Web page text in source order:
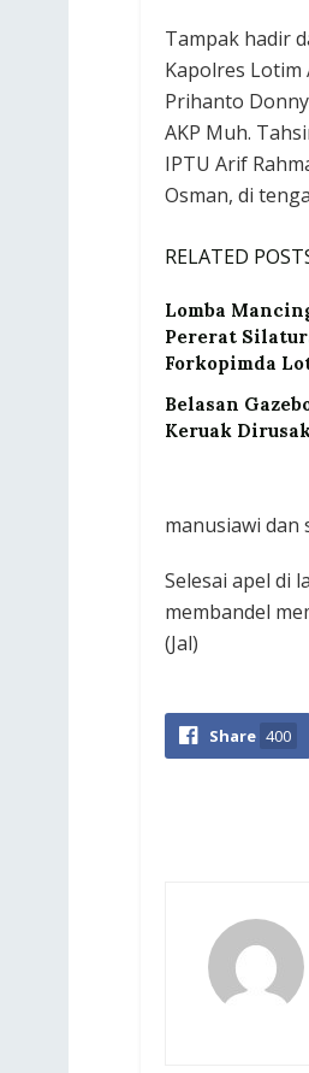
Tampak hadir
Kapolres Lotim
Prihanto
AKP Muh.
IPTU Arif
Osman, di
RELATED
Lomba
Pererat
Forkopimda
Belasan
Keruak
manusiawi dan
Selesai apel di
membandel
(Jal)
Share 400